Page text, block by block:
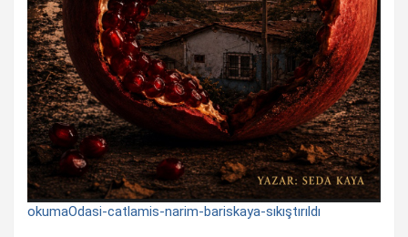
okumaOdasi-catlamis-narim-bariskaya-sıkıştırıldı